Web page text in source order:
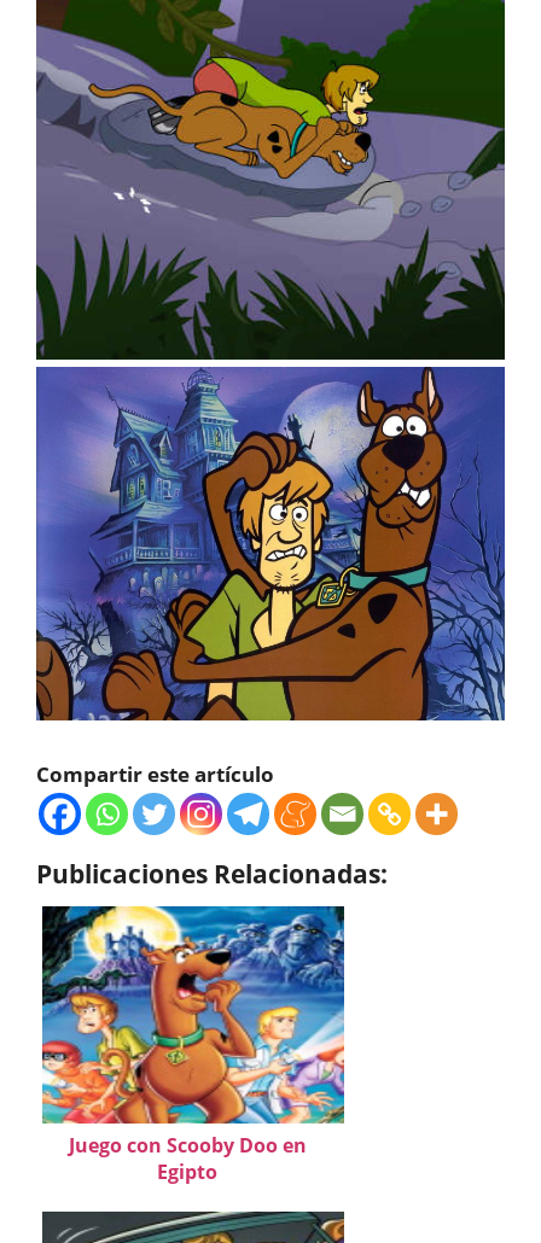
Compartir este artículo
Publicaciones Relacionadas:
Juego con Scooby Doo en
Egipto